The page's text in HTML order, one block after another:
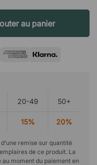
au panier
20-49 50+
15% 20%
remise sur quantité
de ce produit. La
moment du paiement en